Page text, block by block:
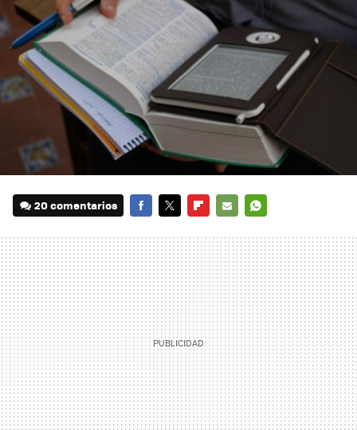
20 comentarios
MAIL